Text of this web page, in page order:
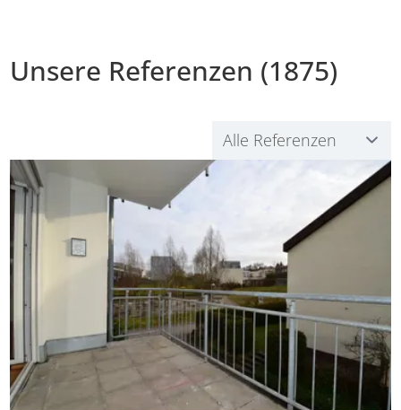
Unsere Referenzen (1875)